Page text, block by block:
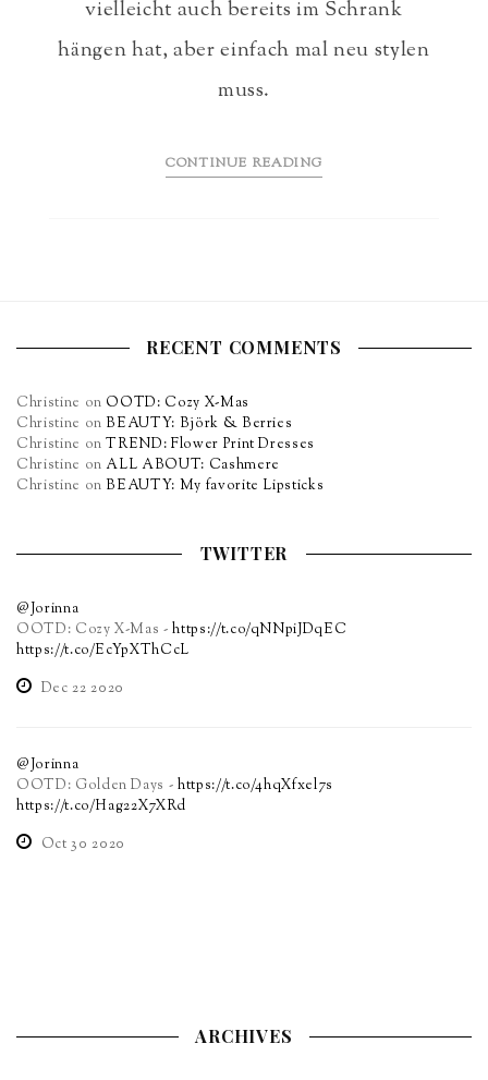
vielleicht auch bereits im Schrank
hängen hat, aber einfach mal neu stylen
muss.
CONTINUE READING
RECENT COMMENTS
Christine on OOTD: Cozy X-Mas
Christine onBEAUTY: Björk & Berries
Christine onTREND: Flower Print Dresses
Christine on ALL ABOUT: Cashmere
Christine onBEAUTY: My favorite Lipsticks
TWITTER
@Jorinna
OOTD: Cozy X-Mas -https://t.co/qNNpiJDqEC
https://t.co/EcYpXThCcL
Dec 22 2020
@Jorinna
OOTD: Golden Days - https://t.co/4hqXfxel7s
https://t.co/Hag22X7XRd
Oct 30 2020
ARCHIVES